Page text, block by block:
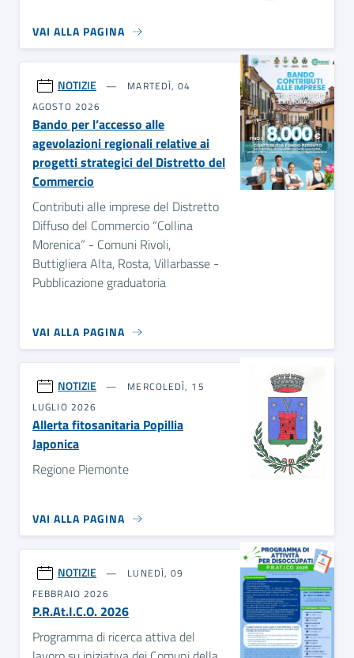
VAI ALLA PAGINA
NOTIZIE
MARTEDÌ, 04
AGOSTO 2026
Bando per l’accesso alle
agevolazioni regionali relative ai
progetti strategici del Distretto del
Commercio
Contributi alle imprese del Distretto
Diffuso del Commercio “Collina
Morenica” - Comuni Rivoli,
Buttigliera Alta, Rosta, Villarbasse -
Pubblicazione graduatoria
VAI ALLA PAGINA
NOTIZIE
MERCOLEDÌ, 15
LUGLIO 2026
Allerta fitosanitaria Popillia
Japonica
Regione Piemonte
VAI ALLA PAGINA
NOTIZIE
LUNEDÌ, 09
FEBBRAIO 2026
P.R.At.I.C.O. 2026
Programma di ricerca attiva del